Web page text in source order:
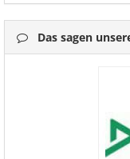
Das sagen